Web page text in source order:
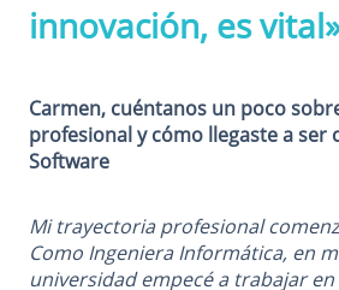
innovación, es
Carmen, cuéntanos un poco
profesional y cómo llegaste a ser
Software
Mi trayectoria profesional
Como Ingeniera Informática, en
universidad empecé a trabajar